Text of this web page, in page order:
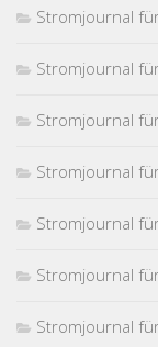
Stromjournal
Stromjournal
Stromjournal
Stromjournal
Stromjournal
Stromjournal
Stromjournal